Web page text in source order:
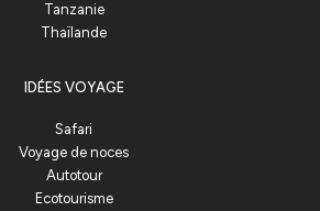
Tanzanie
Thaïlande
IDÉES VOYAGE
Safari
Voyage de noces
Autotour
Ecotourisme